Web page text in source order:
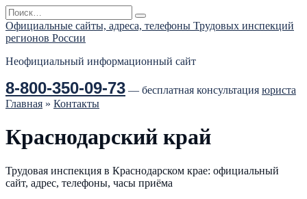
Перейти
к
содержанию
Search
for:
Официальные сайты, адреса, телефоны Трудовых инспекций
регионов России
Неофициальный информационный сайт
8-800-350-09-73 — бесплатная консультация юриста
Главная » Контакты
Краснодарский край
Трудовая инспекция в Краснодарском крае: официальный
сайт, адрес, телефоны, часы приёма